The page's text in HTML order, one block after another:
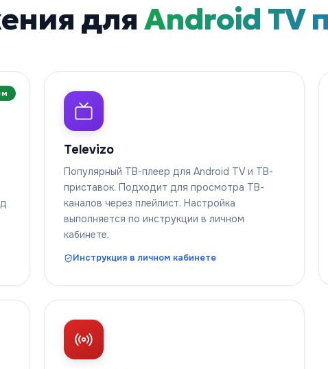
для Android TV
Televizo
Популярный ТВ-плеер для Android TV и ТВ-
приставок. Подходит для просмотра ТВ-
каналов через плейлист. Настройка
выполняется по инструкции в личном
кабинете.
Инструкция в личном кабинете